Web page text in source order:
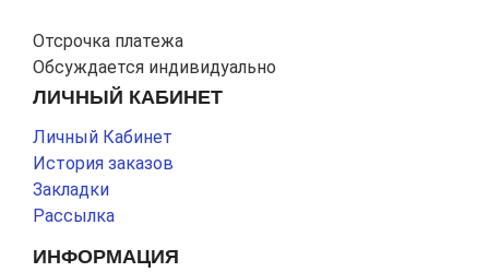
Отсрочка платежа
Обсуждается индивидуально
ЛИЧНЫЙ КАБИНЕТ
Личный Кабинет
История заказов
Закладки
Рассылка
ИНФОРМАЦИЯ